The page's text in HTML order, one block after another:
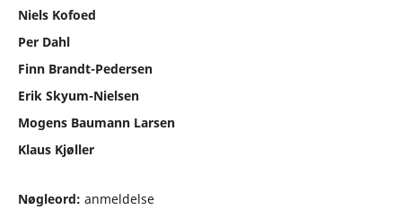
Niels Kofoed
Per Dahl
Finn Brandt-Pedersen
Erik Skyum-Nielsen
Mogens Baumann Larsen
Klaus Kjøller
Nøgleord: anmeldelse